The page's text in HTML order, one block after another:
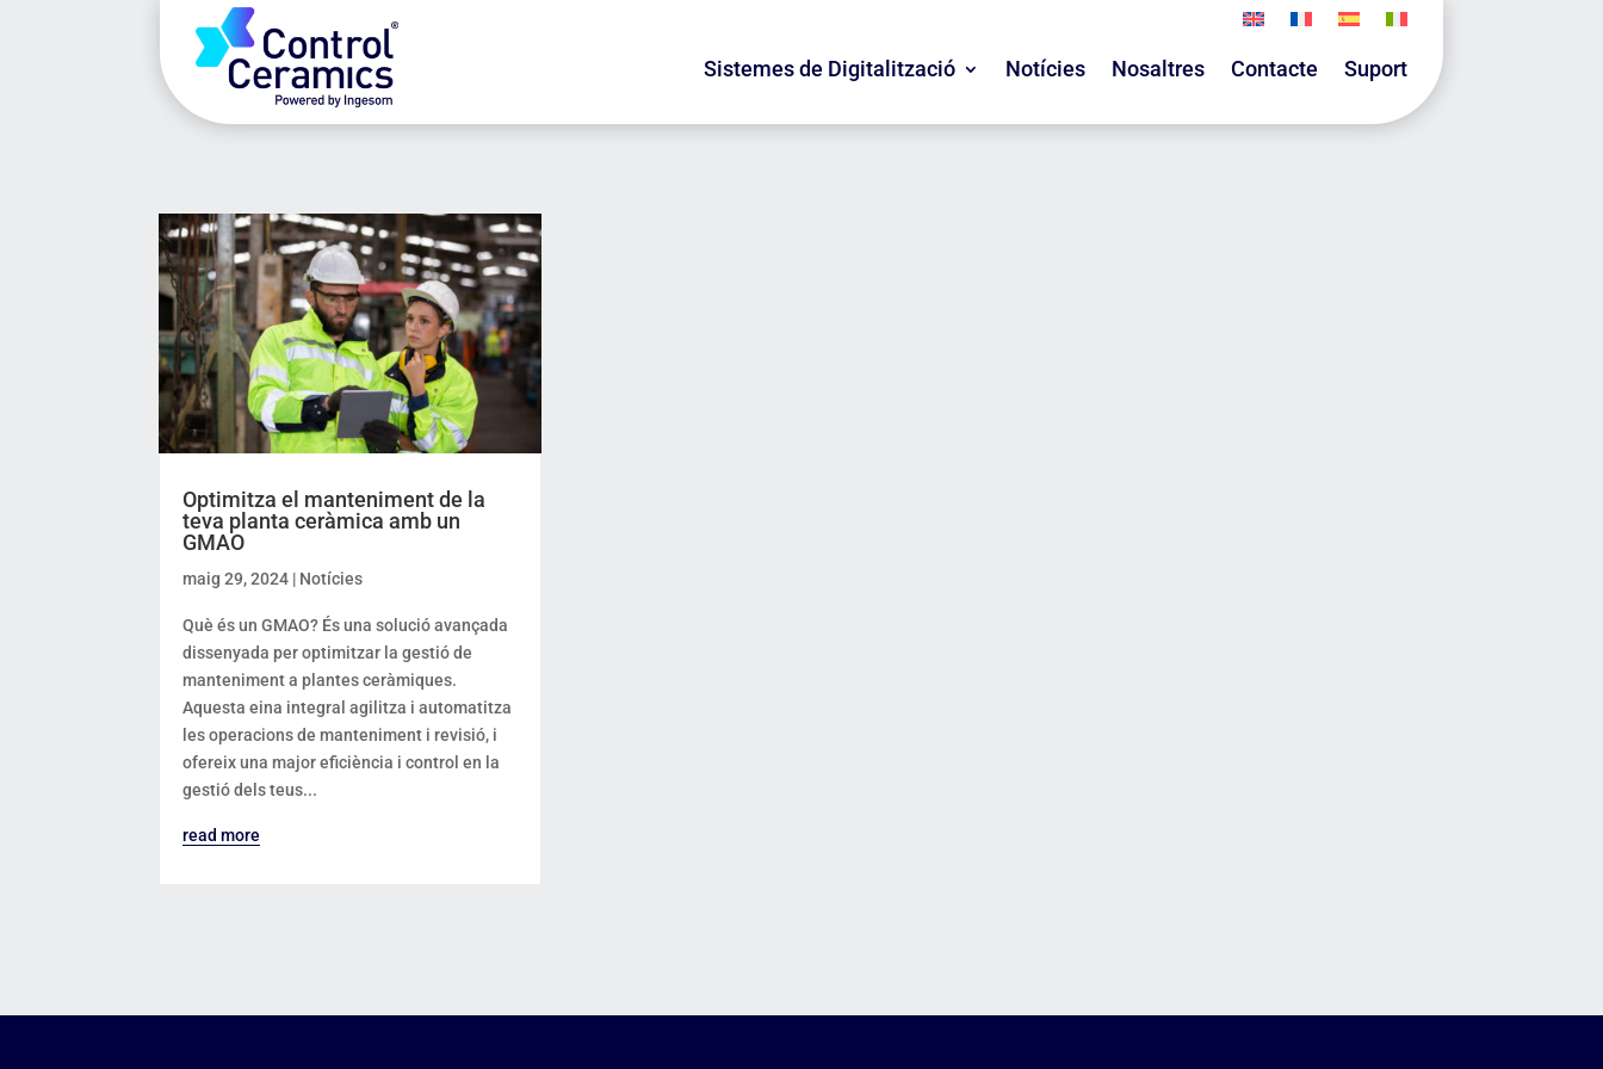
Sistemes de Digitalització Notícies Nosaltres Contacte Suport
Optimitza el manteniment de la
teva planta ceràmica amb un
GMAO
maig 29, 2024 | Notícies
Què és un GMAO? És una solució avançada
dissenyada per optimitzar la gestió de
manteniment a plantes ceràmiques.
Aquesta eina integral agilitza i automatitza
les operacions de manteniment i revisió, i
ofereix una major eficiència i control en la
gestió dels teus...
read more